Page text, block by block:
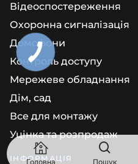
Головна Пошук
Відеоспостереження
Охоронна сигналізація
Домофони
Контроль доступу
Мережеве обладнання
Дім, сад
Все для монтажу
Уцінка та розпродаж
ІНФОРМАЦІЯ